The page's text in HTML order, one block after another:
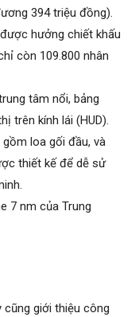
394 triệu đồng).
hưởng chiết khấu
còn 109.800 nhân
tâm nổi, bảng
trên kính lái (HUD).
loa gối đầu, và
thiết kế để dễ sử
7 nm của Trung
cũng giới thiệu công